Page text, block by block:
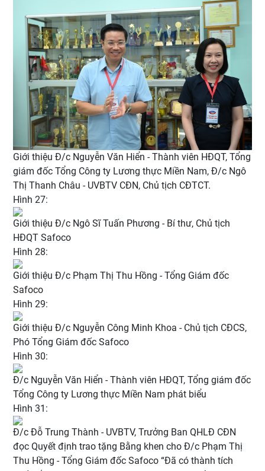
Giới thiệu Đ/c Nguyễn Văn Hiển - Thành viên HĐQT, Tổng
giám đốc Tổng Công ty Lương thực Miền Nam, Đ/c Ngô
Thị Thanh Châu - UVBTV CĐN, Chủ tịch CĐTCT.
Hình 27:
Giới thiệu Đ/c Ngô Sĩ Tuấn Phương - Bí thư, Chủ tịch
HĐQT Safoco
Hình 28:
Giới thiệu Đ/c Phạm Thị Thu Hồng - Tổng Giám đốc
Safoco
Hình 29:
Giới thiệu Đ/c Nguyễn Công Minh Khoa - Chủ tịch CĐCS,
Phó Tổng Giám đốc Safoco
Hình 30:
Đ/c Nguyễn Văn Hiển - Thành viên HĐQT, Tổng giám đốc
Tổng Công ty Lương thực Miền Nam phát biểu
Hình 31:
Đ/c Đỗ Trung Thành - UVBTV, Trưởng Ban QHLĐ CĐN
đọc Quyết định trao tặng Bằng khen cho Đ/c Phạm Thị
Thu Hồng - Tổng Giám đốc Safoco “Đã có thành tích